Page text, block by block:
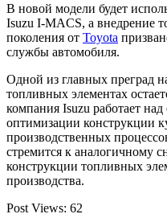
В новой модели будет
Isuzu I-MACS, а внедрение
поколения от Toyota
службы автомобиля.
Одной из главных преград
топливных элементах
компания Isuzu работает
оптимизации конструкции
производственных
стремится к аналогичному
конструкции топливных
производства.
Post Views: 62